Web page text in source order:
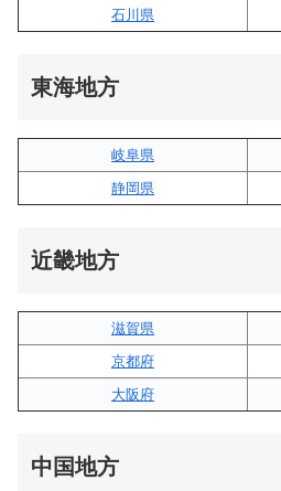
石川県
東海地方
岐阜県
静岡県
近畿地方
滋賀県
京都府
大阪府
中国地方